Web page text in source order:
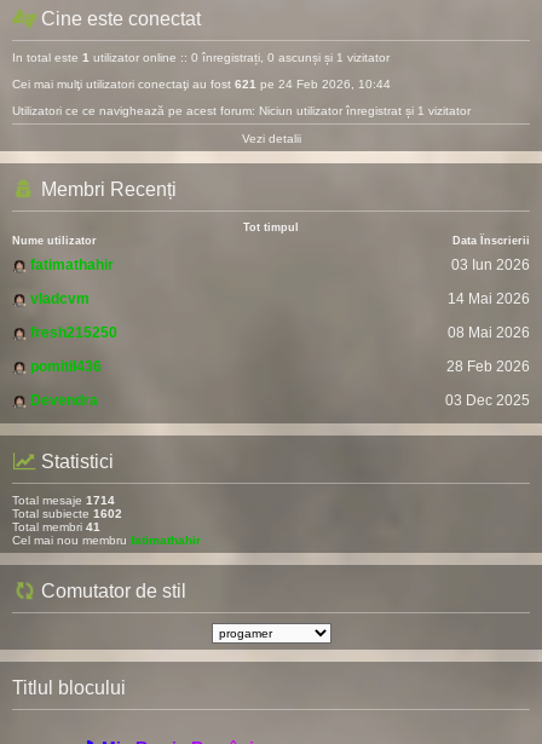
Cine este conectat
In total este 1 utilizator online :: 0 înregistrați, 0 ascunși și 1 vizitator
Cei mai mulţi utilizatori conectaţi au fost 621 pe 24 Feb 2026, 10:44
Utilizatori ce ce navighează pe acest forum: Niciun utilizator înregistrat și 1 vizitator
Vezi detalii
Membri Recenți
Tot timpul
Nume utilizator
Data Înscrierii
fatimathahir
03 Iun 2026
vladcvm
14 Mai 2026
fresh215250
08 Mai 2026
pomitil436
28 Feb 2026
Devendra
03 Dec 2025
Statistici
Total mesaje 1714
Total subiecte 1602
Total membri 41
Cel mai nou membru fatimathahir
Comutator de stil
Titlul blocului